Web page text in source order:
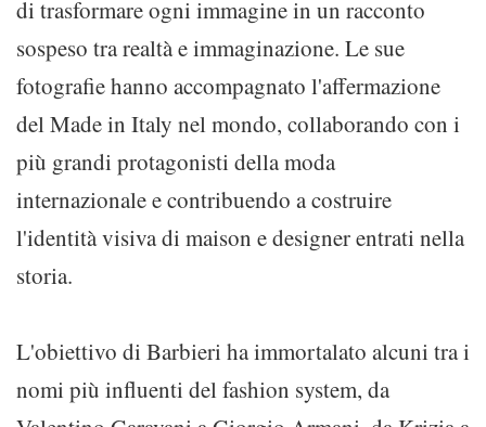
di trasformare ogni immagine in un racconto
sospeso tra realtà e immaginazione. Le sue
fotografie hanno accompagnato l'affermazione
del Made in Italy nel mondo, collaborando con i
più grandi protagonisti della moda
internazionale e contribuendo a costruire
l'identità visiva di maison e designer entrati nella
storia.
L'obiettivo di Barbieri ha immortalato alcuni tra i
nomi più influenti del fashion system, da